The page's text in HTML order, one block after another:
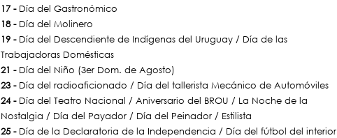
17 -Día del Gastronómico
18 - Día del Molinero
19 -Día del Descendiente de Indígenas del Uruguay / Día de las
Trabajadoras Domésticas
21 -Día del Niño (3er Dom. de Agosto)
23 -Día del radioaficionado / Día del tallerista Mecánico de Automóviles
24 -Día del Teatro Nacional / Aniversario del BROU / La Noche de la
Nostalgia / Día del Payador / Día del Peinador / Estilista
25 -Día de la Declaratoria de la Independencia / Día del fútbol del interior